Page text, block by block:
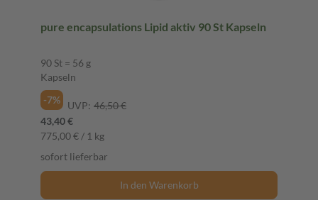
pure encapsulations Lipid aktiv 90 St Kapseln
90 St = 56 g
Kapseln
-7%
UVP: 46,50 €
43,40 €
775,00 € / 1 kg
sofort lieferbar
In den Warenkorb